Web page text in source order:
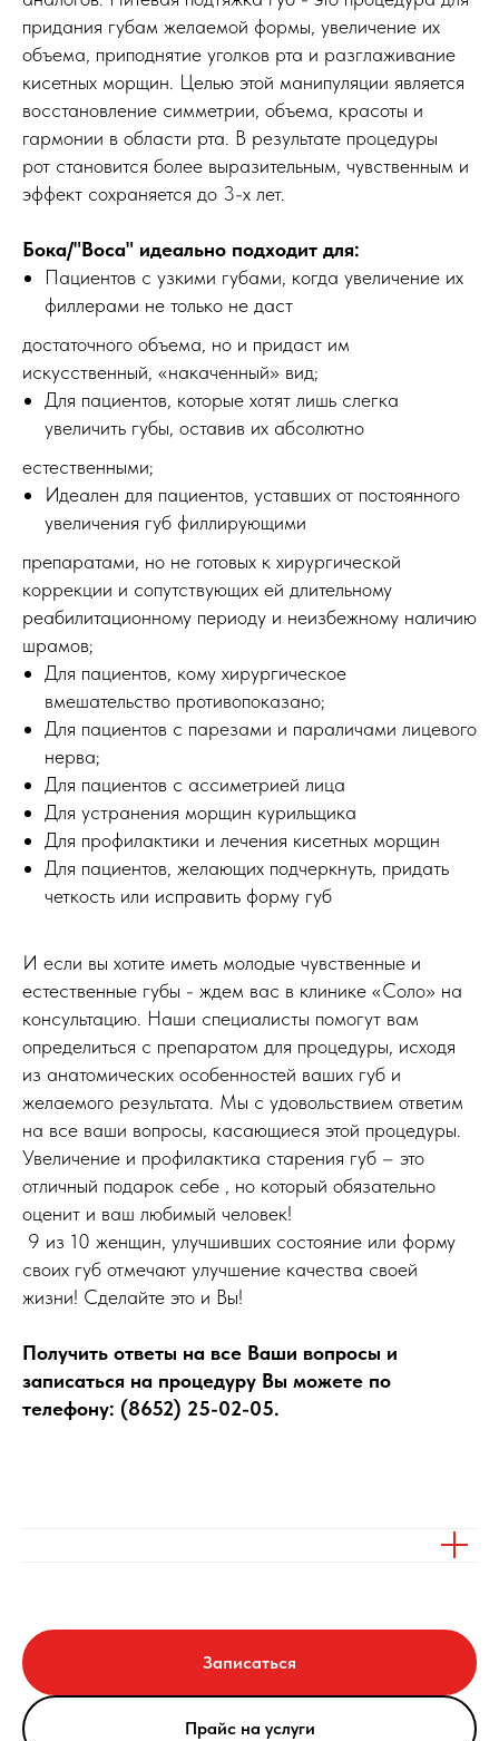
придания губам желаемой формы, увеличение их
объема, приподнятие уголков рта и разглаживание
кисетных морщин. Целью этой манипуляции является
восстановление симметрии, объема, красоты и
гармонии в области рта. В результате процедуры
рот становится более выразительным, чувственным и
эффект сохраняется до 3-х лет.
Бока/"Воса" идеально подходит для:
Пациентов с узкими губами, когда увеличение их
филлерами не только не даст
достаточного объема, но и придаст им
искусственный, «накаченный» вид;
Для пациентов, которые хотят лишь слегка
увеличить губы, оставив их абсолютно
естественными;
Идеален для пациентов, уставших от постоянного
увеличения губ филлирующими
препаратами, но не готовых к хирургической
коррекции и сопутствующих ей длительному
реабилитационному периоду и неизбежному наличию
шрамов;
Для пациентов, кому хирургическое
вмешательство противопоказано;
Для пациентов с парезами и параличами лицевого
нерва;
Для пациентов с ассиметрией лица
Для устранения морщин курильщика
Для профилактики и лечения кисетных морщин
Для пациентов, желающих подчеркнуть, придать
четкость или исправить форму губ
И если вы хотите иметь молодые чувственные и
естественные губы - ждем вас в клинике «Соло» на
консультацию. Наши специалисты помогут вам
определиться с препаратом для процедуры, исходя
из анатомических особенностей ваших губ и
желаемого результата. Мы с удовольствием ответим
на все ваши вопросы, касающиеся этой процедуры.
Увеличение и профилактика старения губ – это
отличный подарок себе , но который обязательно
оценит и ваш любимый человек!
9 из 10 женщин, улучшивших состояние или форму
своих губ отмечают улучшение качества своей
жизни! Сделайте это и Вы!
Получить ответы на все Ваши вопросы и
записаться на процедуру Вы можете по
телефону: (8652) 25-02-05.
Записаться
Прайс на услуги